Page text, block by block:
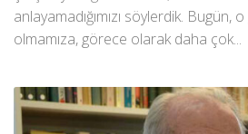
anlayamadığımızı söylerdik. Bugün,
olmamıza, görece olarak daha çok...